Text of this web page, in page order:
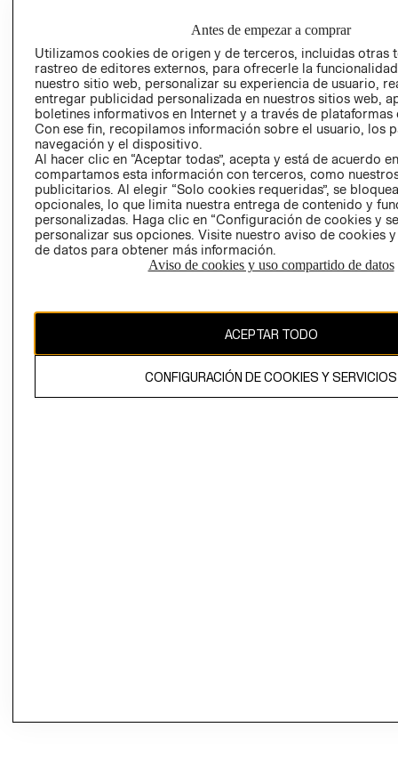
TRANSPARENCIA
Y ÉTICA (INGLÉS)
COMERCIO - SIC
PETICIONES
QUEJAS Y
RECLAMOS
Colombia ($)
CAMBIAR REGIÓN
propiedad de H&M Hennes & Mauritz AB.
Antes de empezar a comprar
Utilizamos cookies de origen y de terceros, incluidas otras
rastreo de editores externos, para ofrecerle la
nuestro sitio web, personalizar su experiencia de usuario,
entregar publicidad personalizada en nuestros sitios web,
boletines informativos en Internet y a través de plataformas
Con ese fin, recopilamos información sobre el usuario, los
navegación y el dispositivo.
Al hacer clic en “Aceptar todas”, acepta y está de acuerdo
compartamos esta información con terceros, como
publicitarios. Al elegir “Solo cookies requeridas”, se
opcionales, lo que limita nuestra entrega de contenido y
personalizadas. Haga clic en “Configuración de cookies y
personalizar sus opciones. Visite nuestro aviso de cookies
de datos para obtener más información.
Aviso de cookies y uso compartido de datos
ACEPTAR TODO
CONFIGURACIÓN DE COOKIES Y SERVICIOS